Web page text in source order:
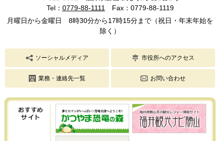
Tel： 0779-88-1111
Fax：0779-88-1119
月曜日から金曜日 8時30分から17時15分まで（祝日・年末年始を
除く）
ソーシャルメディア 市役所へのアクセス
業務・連絡先一覧 お問い合わせ